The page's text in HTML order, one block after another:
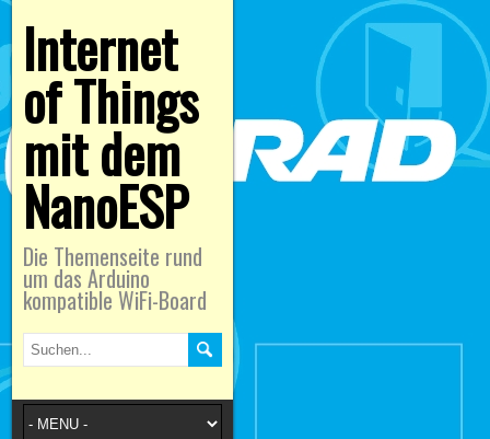
Internet
of Things
mit dem
NanoESP
Die Themenseite rund
um das Arduino
kompatible WiFi-Board